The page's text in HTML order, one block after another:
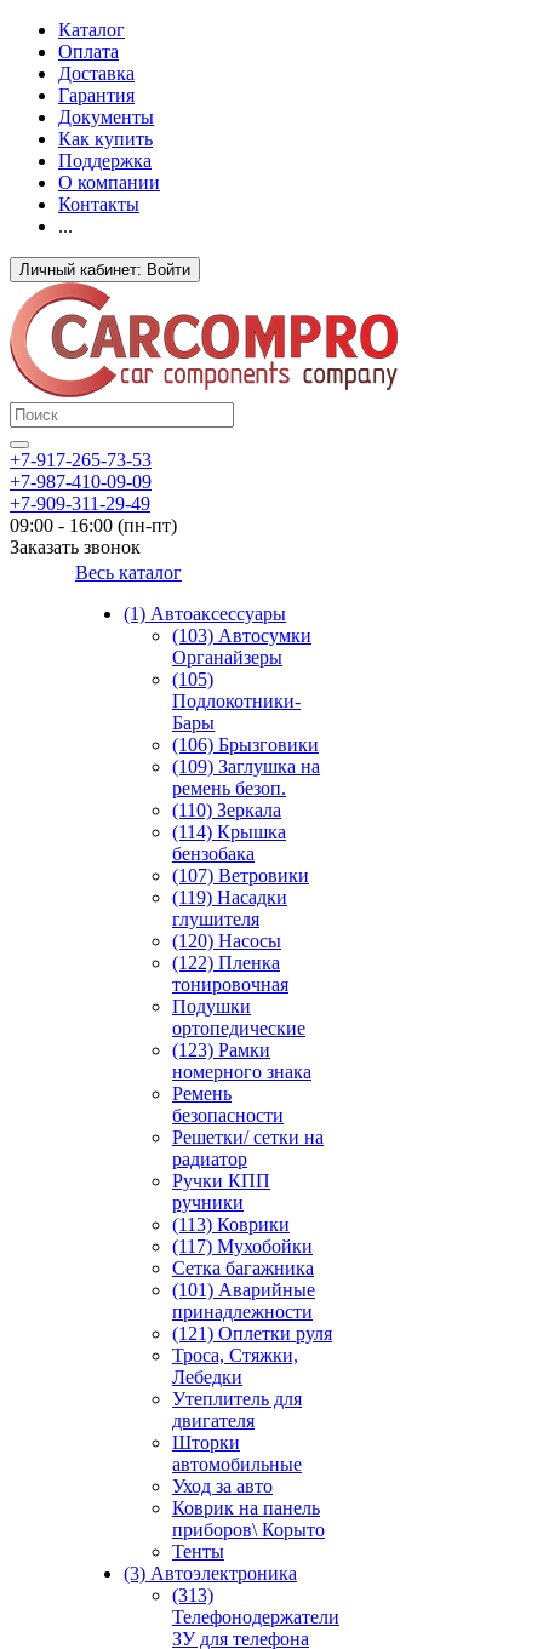
Каталог
Оплата
Доставка
Гарантия
Документы
Как купить
Поддержка
О компании
Контакты
...
Личный кабинет: Войти
+7-917-265-73-53
+7-987-410-09-09
+7-909-311-29-49
09:00 - 16:00 (пн-пт)
Заказать звонок
Весь каталог
(1) Автоаксессуары
(103) Автосумки
Органайзеры
(105)
Подлокотники-
Бары
(106) Брызговики
(109) Заглушка на
ремень безоп.
(110) Зеркала
(114) Крышка
бензобака
(107) Ветровики
(119) Насадки
глушителя
(120) Насосы
(122) Пленка
тонировочная
Подушки
ортопедические
(123) Рамки
номерного знака
Ремень
безопасности
Решетки/ сетки на
радиатор
Ручки КПП
ручники
(113) Коврики
(117) Мухобойки
Сетка багажника
(101) Аварийные
принадлежности
(121) Оплетки руля
Троса, Стяжки,
Лебедки
Утеплитель для
двигателя
Шторки
автомобильные
Уход за авто
Коврик на панель
приборов\ Корыто
Тенты
(3) Автоэлектроника
(313)
Телефонодержатели
ЗУ для телефона